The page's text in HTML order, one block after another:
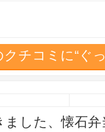
クチコミに“ぐ
した、懐石